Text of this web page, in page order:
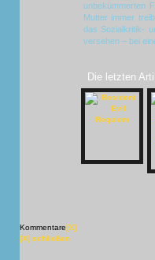
unbekümmerten
Mutter immer
das Sozialkritik-
versehen – bei
Die letzten
Kommentare[X]
[X] schließen